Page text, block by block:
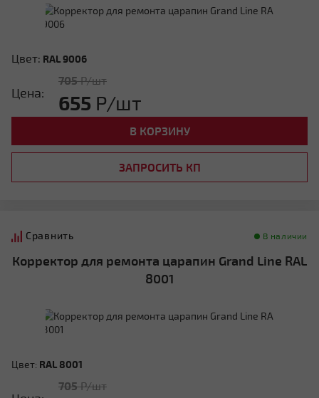
Цвет: RAL 9006
Цена:
705Р/шт
655 Р/шт
В КОРЗИНУ
ЗАПРОСИТЬ КП
Сравнить В наличии
Корректор для ремонта царапин Grand Line RAL
8001
Цвет: RAL 8001
705Р/шт